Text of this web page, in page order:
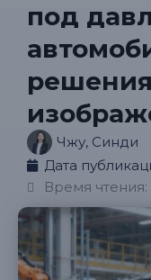
под
Чжу, Синди
Дата
Время чтения: